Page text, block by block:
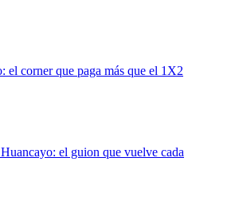
el corner que paga más que el 1X2
el guion que vuelve cada